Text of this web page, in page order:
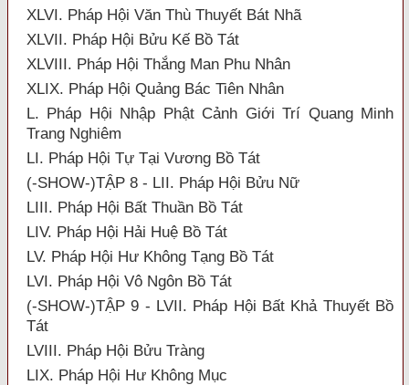
XLVI. Pháp Hội Văn Thù Thuyết Bát Nhã
XLVII. Pháp Hội Bửu Kế Bồ Tát
XLVIII. Pháp Hội Thắng Man Phu Nhân
XLIX. Pháp Hội Quảng Bác Tiên Nhân
L. Pháp Hội Nhập Phật Cảnh Giới Trí Quang Minh
Trang Nghiêm
LI. Pháp Hội Tự Tại Vương Bồ Tát
(-SHOW-)TẬP 8 - LII. Pháp Hội Bửu Nữ
LIII. Pháp Hội Bất Thuần Bồ Tát
LIV. Pháp Hội Hải Huệ Bồ Tát
LV. Pháp Hội Hư Không Tạng Bồ Tát
LVI. Pháp Hội Vô Ngôn Bồ Tát
(-SHOW-)TẬP 9 - LVII. Pháp Hội Bất Khả Thuyết Bồ
Tát
LVIII. Pháp Hội Bửu Tràng
LIX. Pháp Hội Hư Không Mục